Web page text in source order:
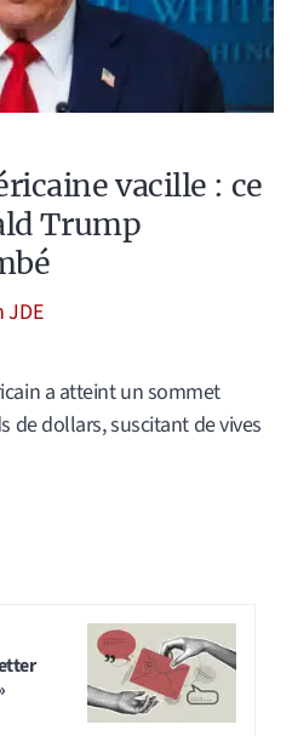
vacille : ce
Trump
JDE
a atteint un sommet
de dollars, suscitant de vives